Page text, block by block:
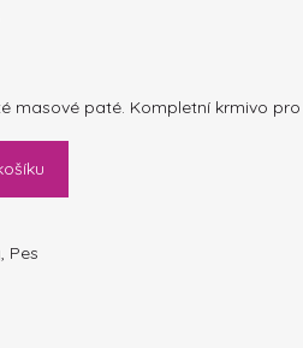
masové paté. Kompletní krmivo
, Pes